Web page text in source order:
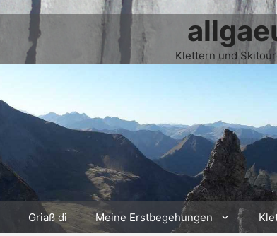
Klettern und
Griaß di Meine Erstbegehungen